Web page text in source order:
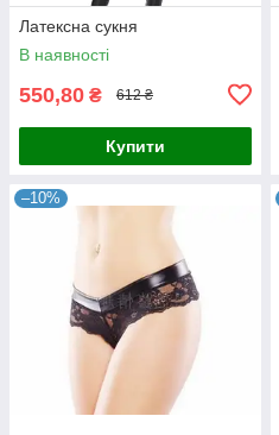
Латексна сукня
В наявності
550,80 ₴ 612 ₴
Купити
–10%